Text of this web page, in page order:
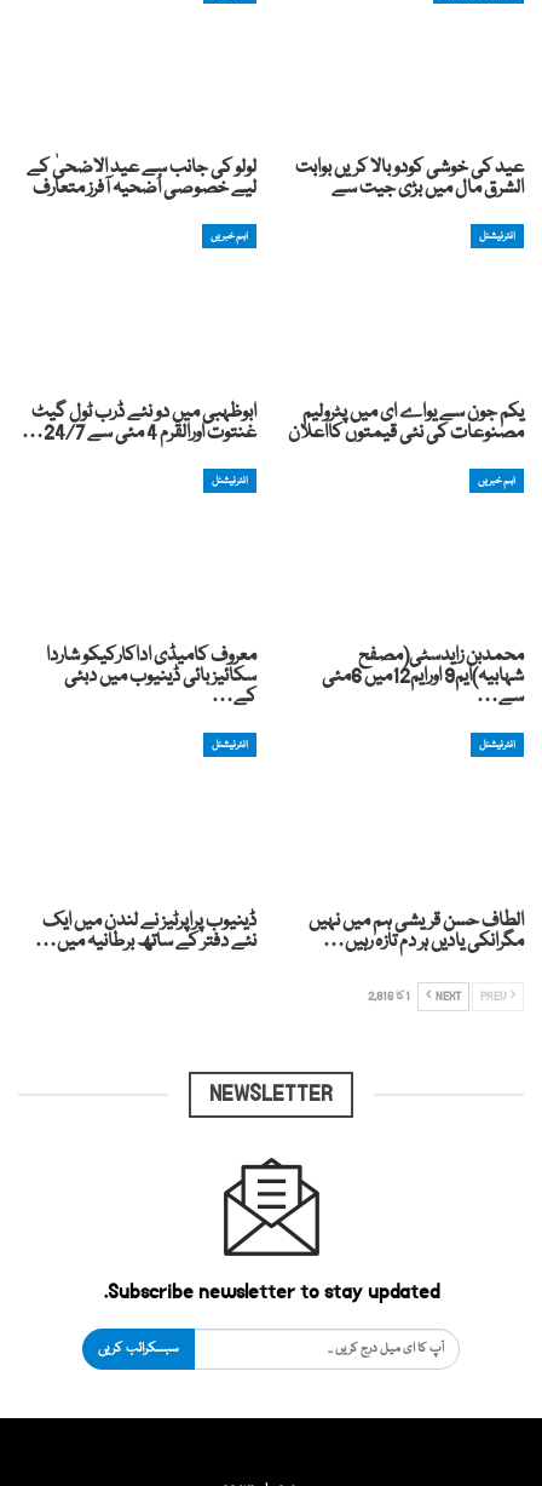
عید کی خوشی کودوبالا کریں بوابت
الشرق مال میں بڑی جیت سے
لولو کی جانب سے عید الاضحیٰ کے
لیے خصوصی اُضحیہ آفرز متعارف
انٹرنیشنل
یکم جون سے یواے ای میں پٹرولیم
مصنوعات کی نئی قیمتوں کااعلان
اہم خبریں
ابوظہبی میں دو نئے ڈرب ٹول گیٹ
غنتوت اورالقرم 4 مئی سے 24/7…
اہم خبریں
محمدبن زایدسٹی(مصفح
شہابیہ)ایم9 اورایم12میں 6مئی
سے…
انٹرنیشنل
معروف کامیڈی اداکارکیکو شاردا
سکائیز بائی ڈینیوب میں دبئی
کے…
انٹرنیشنل
الطاف حسن قریشی ہم میں نہیں
مگرانکی یادیں ہر دم تازہ رہیں…
انٹرنیشنل
ڈینیوب پراپرٹیز نے لندن میں ایک
نئے دفتر کے ساتھ برطانیہ میں…
NEXT 1 کا 2,816
NEWSLETTER
Subscribe newsletter to stay updated.
سبسکرائب کریں